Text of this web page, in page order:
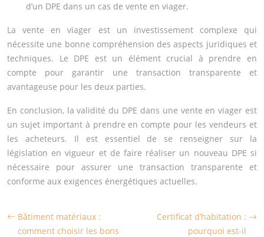
d’un DPE dans un cas de vente en viager.
La vente en viager est un investissement complexe qui
nécessite une bonne compréhension des aspects juridiques et
techniques. Le DPE est un élément crucial à prendre en
compte pour garantir une transaction transparente et
avantageuse pour les deux parties.
En conclusion, la validité du DPE dans une vente en viager est
un sujet important à prendre en compte pour les vendeurs et
les acheteurs. Il est essentiel de se renseigner sur la
législation en vigueur et de faire réaliser un nouveau DPE si
nécessaire pour assurer une transaction transparente et
conforme aux exigences énergétiques actuelles.
Bâtiment matériaux :
comment choisir les bons
Certificat d’habitation :
pourquoi est-il